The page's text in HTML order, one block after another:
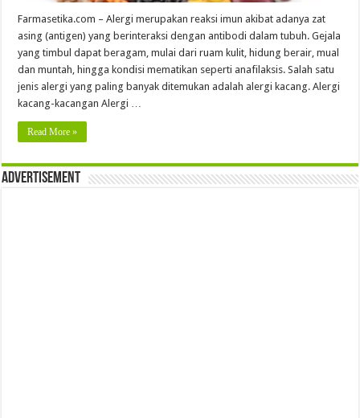
Farmasetika.com – Alergi merupakan reaksi imun akibat adanya zat
asing (antigen) yang berinteraksi dengan antibodi dalam tubuh. Gejala
yang timbul dapat beragam, mulai dari ruam kulit, hidung berair, mual
dan muntah, hingga kondisi mematikan seperti anafilaksis. Salah satu
jenis alergi yang paling banyak ditemukan adalah alergi kacang. Alergi
kacang-kacangan Alergi …
Read More »
Advertisement